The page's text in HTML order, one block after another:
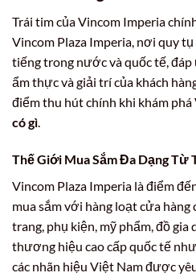
Trái tim của Vincom Imperia
Vincom Plaza Imperia, nơi quy
tiếng trong nước và quốc tế, đáp
ẩm thực và giải trí của khách
điểm thu hút chính khi khám phá
có gì
Thế Giới Mua Sắm Đa Dạng
Vincom Plaza Imperia là điểm
mua sắm với hàng loạt cửa
trang, phụ kiện, mỹ phẩm, đồ gia
thương hiệu cao cấp quốc tế
các nhãn hiệu Việt Nam được